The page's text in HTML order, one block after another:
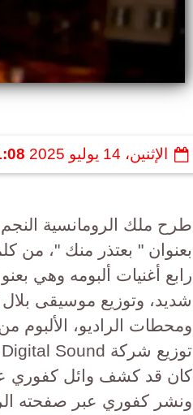
الإثنين، 14 يوليو 2025
بعنوان " بعتذر منك "، من
رابع أغنيات ألبومه وهي
شديد، وتوزيع موسيقى بلال
توزيع شركة Digital Sound.
كان قد كشف وائل كفوري عبر
ونشر كفوري عبر صفحته